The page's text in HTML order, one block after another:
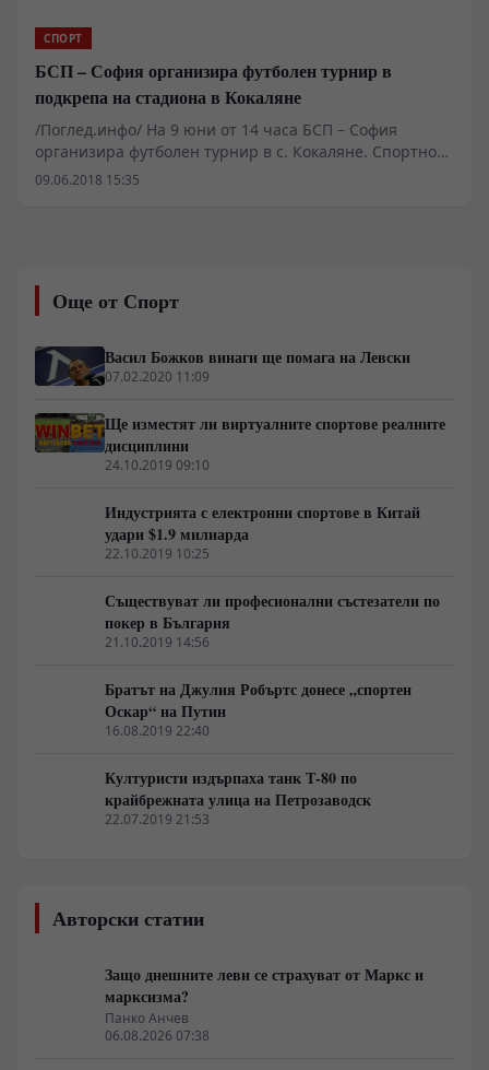
СПОРТ
БСП – София организира футболен турнир в
подкрепа на стадиона в Кокаляне
/Поглед.инфо/ На 9 юни от 14 часа БСП – София
организира футболен турнир в с. Кокаляне. Спортното
събитие е в подкрепа на инициативата на местните
09.06.2018 15:35
Още от Спорт
Васил Божков винаги ще помага на Левски
07.02.2020 11:09
Ще изместят ли виртуалните спортове реалните
дисциплини
24.10.2019 09:10
Индустрията с електронни спортове в Китай
удари $1.9 милиарда
22.10.2019 10:25
Съществуват ли професионални състезатели по
покер в България
21.10.2019 14:56
Братът на Джулия Робъртс донесе „спортен
Оскар“ на Путин
16.08.2019 22:40
Културисти издърпаха танк Т-80 по
крайбрежната улица на Петрозаводск
22.07.2019 21:53
Авторски статии
Защо днешните леви се страхуват от Маркс и
марксизма?
Панко Анчев
06.08.2026 07:38